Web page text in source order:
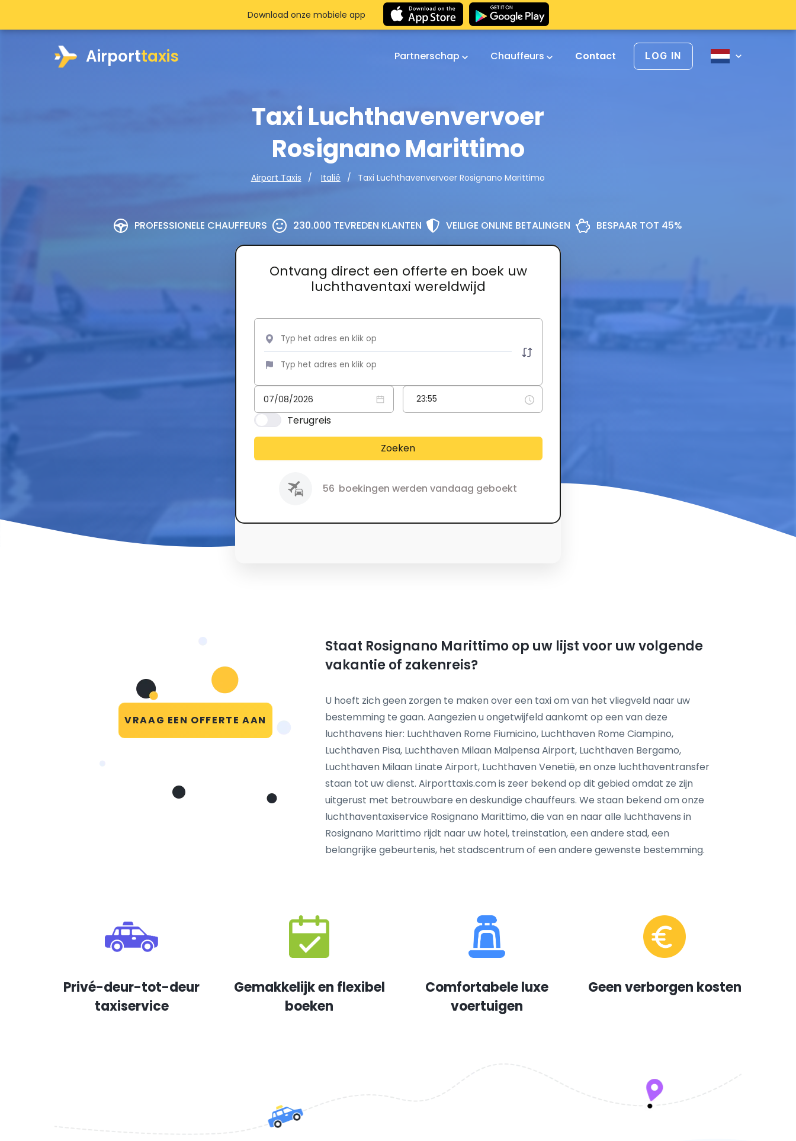
Airporttaxis Partnerschap Chauffeurs Contact LOG IN
Taxi Luchthavenvervoer
Rosignano Marittimo
Airport Taxis Italië Taxi Luchthavenvervoer Rosignano Marittimo
PROFESSIONELE CHAUFFEURS 230.000 TEVREDEN KLANTEN VEILIGE ONLINE BETALINGEN BESPAAR TOT 45%
Ontvang direct een offerte en boek uw
luchthaventaxi wereldwijd
Terugreis
Zoeken
56 boekingen werden vandaag geboekt
Download onze mobiele app
VRAAG EEN OFFERTE AAN
Staat Rosignano Marittimo op uw lijst voor uw volgende
vakantie of zakenreis?
U hoeft zich geen zorgen te maken over een taxi om van het vliegveld naar uw
bestemming te gaan. Aangezien u ongetwijfeld aankomt op een van deze
luchthavens hier: Luchthaven Rome Fiumicino, Luchthaven Rome Ciampino,
Luchthaven Pisa, Luchthaven Milaan Malpensa Airport, Luchthaven Bergamo,
Luchthaven Milaan Linate Airport, Luchthaven Venetië, en onze luchthaventransfer
staan tot uw dienst. Airporttaxis.com is zeer bekend op dit gebied omdat ze zijn
uitgerust met betrouwbare en deskundige chauffeurs. We staan bekend om onze
luchthaventaxiservice Rosignano Marittimo, die van en naar alle luchthavens in
Rosignano Marittimo rijdt naar uw hotel, treinstation, een andere stad, een
belangrijke gebeurtenis, het stadscentrum of een andere gewenste bestemming.
Privé-deur-tot-deur
taxiservice
Gemakkelijk en flexibel
boeken
Comfortabele luxe
voertuigen
Geen verborgen kosten